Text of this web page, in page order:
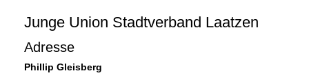
Junge Union Stadtverband Laatzen
Adresse
Phillip Gleisberg